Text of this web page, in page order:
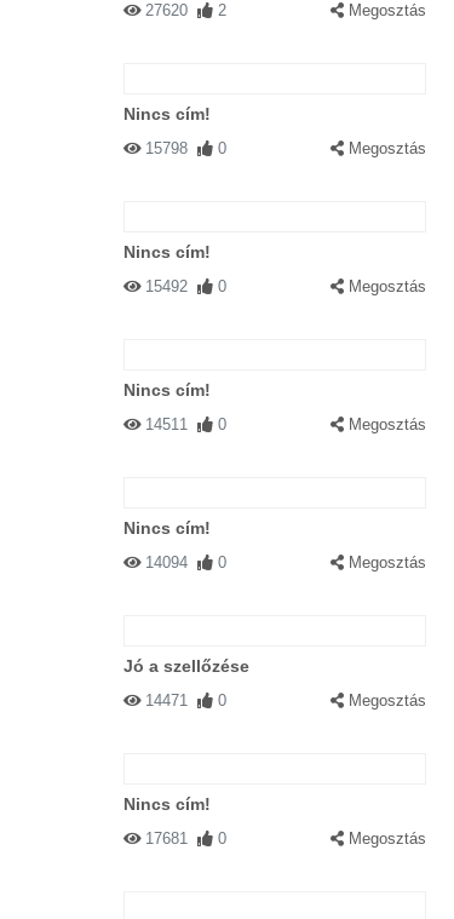
27620 2 Megosztás
Nincs cím!
15798 0 Megosztás
Nincs cím!
15492 0 Megosztás
Nincs cím!
14511 0 Megosztás
Nincs cím!
14094 0 Megosztás
Jó a szellőzése
14471 0 Megosztás
Nincs cím!
17681 0 Megosztás